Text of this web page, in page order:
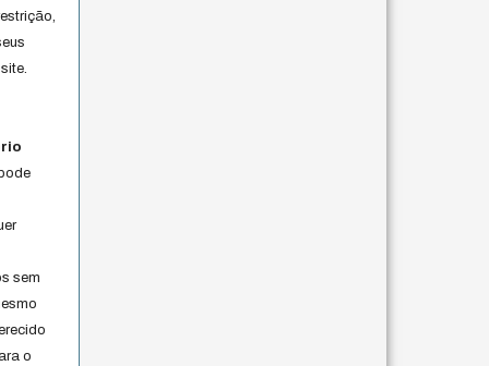
sem
o